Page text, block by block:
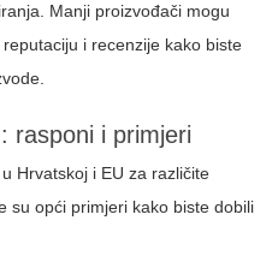
Manji proizvođači mogu
i recenzije kako biste
rasponi i primjeri
Hrvatskoj i EU za različite
su opći primjeri kako biste dobili